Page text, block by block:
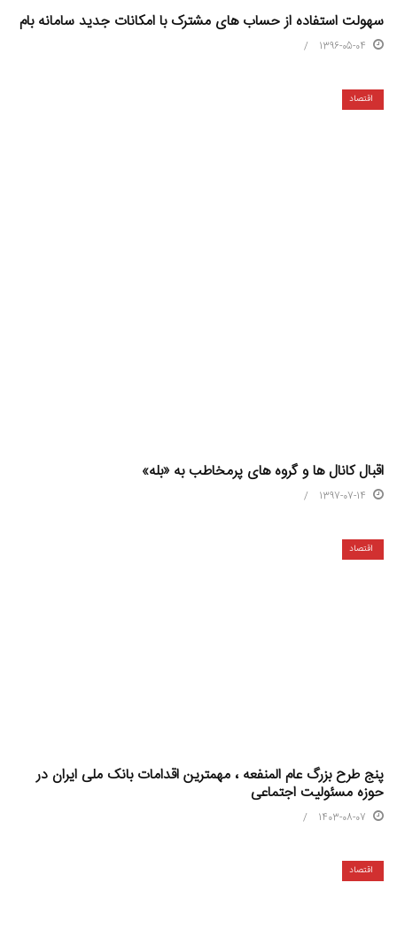
سهولت استفاده از حساب های مشترک با امکانات جدید سامانه بام
1396-05-04
اقتصاد
اقبال کانال ها و گروه های پرمخاطب به «بله»
1397-07-14
اقتصاد
پنج طرح بزرگ عام المنفعه ، مهمترین اقدامات بانک ملی ایران در
حوزه مسئولیت اجتماعی
1403-08-07
اقتصاد